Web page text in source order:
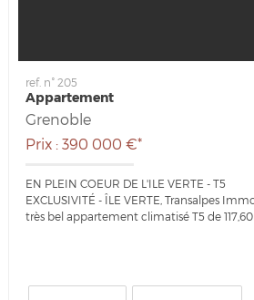
ref. n° 205
Appartement
Grenoble
Prix : 390 000 €*
EN PLEIN COEUR DE L'ILE VERTE - T5
EXCLUSIVITÉ - ÎLE VERTE, Transalpes
très bel appartement climatisé T5 de 117,60